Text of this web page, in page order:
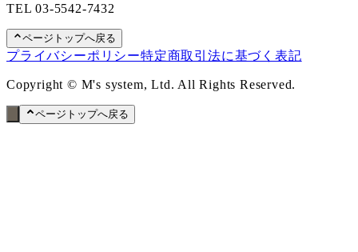
TEL03-5542-7432
ページトップへ戻る
プライバシーポリシー特定商取引法に基づく表記
Copyright © M's system, Ltd. All Rights Reserved.
ページトップへ戻る